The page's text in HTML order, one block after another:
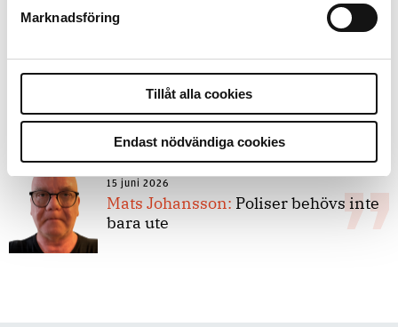
Marknadsföring
Tillåt alla cookies
Endast nödvändiga cookies
bakbinder polisen
7 juli 2026
Debatt:Med för höga krav på evidens
kan polisen inte göra något alls
15 juni 2026
Mats Johansson: Poliser behövs inte
bara ute